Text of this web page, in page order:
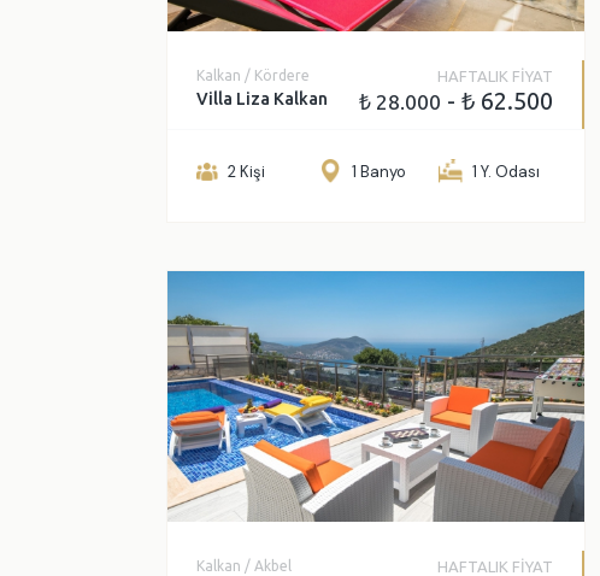
Kalkan / Kördere
Villa Liza Kalkan
HAFTALIK FİYAT
₺ 28.000 - ₺ 62.500
2 Kişi 1 Banyo 1 Y. Odası
Kalkan / Akbel HAFTALIK FİYAT